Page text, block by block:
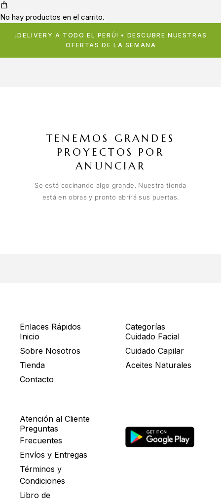
No hay productos en el carrito.
¡DELIVERY A TODO EL PERÚ! • DESCUBRE NUESTRAS
OFERTAS DE LA SEMANA
TENEMOS GRANDES
PROYECTOS POR
ANUNCIAR
Se está cocinando algo grande. Nuestra tienda
está en obras y pronto abrirá sus puertas.
Enlaces Rápidos
Inicio
Sobre Nosotros
Tienda
Contacto
Categorías
Cuidado Facial
Cuidado Capilar
Aceites Naturales
Atención al Cliente
Preguntas
Frecuentes
Envíos y Entregas
Términos y
Condiciones
Libro de